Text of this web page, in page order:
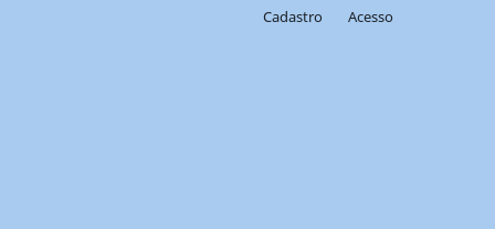
Cadastro Acesso